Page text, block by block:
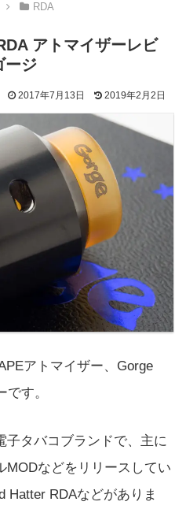
RDA
アトマイザーレビ
ージ
2017年7月13日 2019年2月2日
アトマイザー、Gorge
す。
子タバコブランドで、主に
MODなどをリリースしてい
Hatter RDAなどがありま